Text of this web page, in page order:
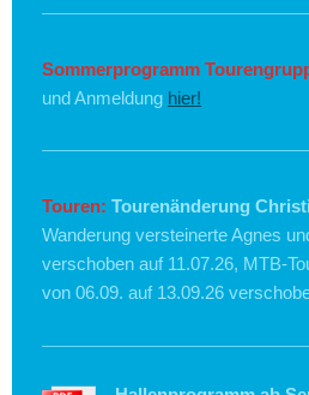
Sommerprogramm
und Anmeldung hier!
Touren: Tourenänderung
Wanderung versteinerte Agnes
verschoben auf 11.07.26, MTB-
von 06.09. auf 13.09.26